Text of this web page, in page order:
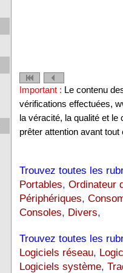
Important : Le contenu
vérifications effectuées,
la véracité, la qualité et
prêter attention avant tout
Trouvez toutes les
Portables, Ordinateur
Périphériques,
Consoles, Divers,
Trouvez toutes les
Logiciels réseau,
Logiciels système,